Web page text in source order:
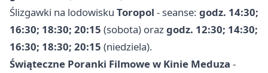
Ślizgawki na lodowisku Toropol - seanse: godz. 14:30;
16:30; 18:30; 20:15 (sobota) orazgodz. 12:30; 14:30;
16:30; 18:30; 20:15 (niedziela).
Świąteczne Poranki Filmowe w Kinie Meduza -